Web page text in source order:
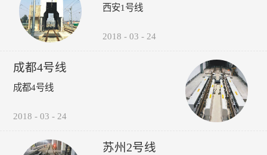
下降趋势（↓14%），而自检
（↑35%），效果如下图所
间长了，车辆多了，管理就跟
不上了，人员变动，对维修维
护工作影响很大，而诺丽科技
的车辆检修管理系统全面解决
了我们以往工作中的所有难
了，管理更规范标准了，我们
击、弓网温度、接触网磨耗、
接触网几何参数进行检测，对
接触网的悬挂部件异常状态进
行智能识别。并具有对检测出
数据和图像进行无线传输、记
录、分析、判断、评价功能。
润滑建议。 6、图形化:所
验证，可通过轮录像及照片，
自动采集、分析、计算、传输
通信功能，探测站实现无人值
守。2、自动检测通过车辆的
轮对踏面擦伤深度与面积、轮
缘厚度、轮缘高度、QR值、
西安1号线
2018 - 03 - 24
成都4号线
成都4号线
2018 - 03 - 24
苏州2号线